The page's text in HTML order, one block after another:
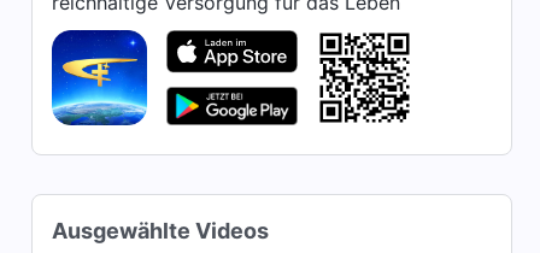
22:04
| Die „guten“ Absichten des
Pastors
Sketch der christlichen Kirche
| Polizei-Verschwörungen
Sketch der christlichen Kirche
Ausgewählte Videos